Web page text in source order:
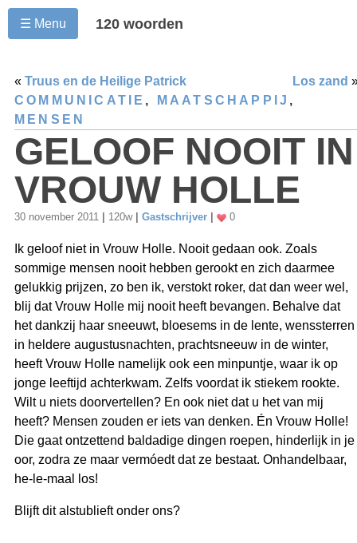
☰ Menu 120 woorden
« Truus en de Heilige Patrick Los zand
COMMUNICATIE , MAATSCHAPPIJ ,
MENSEN
GELOOF NOOIT IN
VROUW HOLLE
30 november 2011 120w Gastschrijver 0
Ik geloof niet in Vrouw Holle. Nooit gedaan ook. Zoals
sommige mensen nooit hebben gerookt en zich daarmee
gelukkig prijzen, zo ben ik, verstokt roker, dat dan weer wel,
blij dat Vrouw Holle mij nooit heeft bevangen. Behalve dat
het dankzij haar sneeuwt, bloesems in de lente, wenssterren
in heldere augustusnachten, prachtsneeuw in de winter,
heeft Vrouw Holle namelijk ook een minpuntje, waar ik op
jonge leeftijd achterkwam. Zelfs voordat ik stiekem rookte.
Wilt u niets doorvertellen? En ook niet dat u het van mij
heeft? Mensen zouden er iets van denken. Én Vrouw Holle!
Die gaat ontzettend baldadige dingen roepen, hinderlijk in je
oor, zodra ze maar vermóedt dat ze bestaat. Onhandelbaar,
he-le-maal los!
Blijft dit alstublieft onder ons?